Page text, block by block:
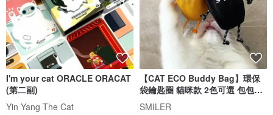
I'm your cat ORACLE ORACAT
(第二副)
Yin Yang The Cat
【CAT ECO Buddy Bag】環保
袋鑰匙圈 貓咪款 2色可選 包包掛
飾
SMILER